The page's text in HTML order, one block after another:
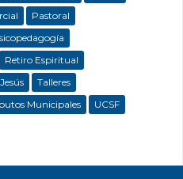
Pastoral
Retiro Espiritual
Talleres
Municipales UCSF